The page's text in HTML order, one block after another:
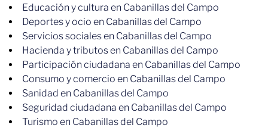
Educación y cultura en Cabanillas del Campo
Deportes y ocio en Cabanillas del Campo
Servicios sociales en Cabanillas del Campo
Hacienda y tributos en Cabanillas del Campo
Participación ciudadana en Cabanillas del Campo
Consumo y comercio en Cabanillas del Campo
Sanidad en Cabanillas del Campo
Seguridad ciudadana en Cabanillas del Campo
Turismo en Cabanillas del Campo